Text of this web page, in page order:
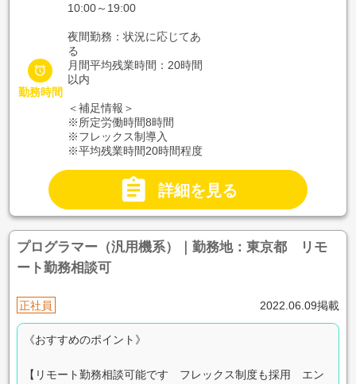

勤務時間
10:00～19:00
夜間勤務：状況に応じてあ
る
月間平均残業時間：20時間
以内
＜補足情報＞
※所定労働時間8時間
※フレックス制導入
※平均残業時間20時間程度
 詳細を見る
プログラマー（汎用機系）｜勤務地：東京都 リモ
ート勤務相談可
正社員 2022.06.09掲載
《おすすめのポイント》
【リモート勤務相談可能です フレックス制度も採用 エン